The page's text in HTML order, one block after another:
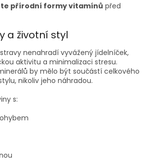
přírodní formy vitamínů před
a životní styl
nenahradí vyvážený jídelníček,
aktivitu a minimalizaci stresu.
by mělo být součástí celkového
nikoliv jeho náhradou.
s: